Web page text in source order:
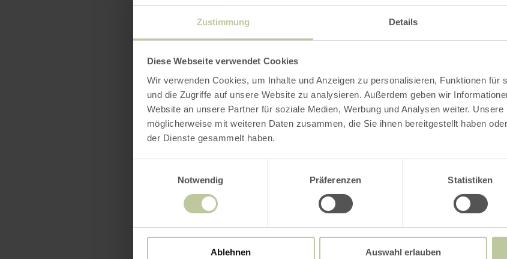
Zustimmung Details
Diese Webseite verwendet Cookies
Wir verwenden Cookies, um Inhalte und Anzeigen zu personalisieren, Funktionen für
und die Zugriffe auf unsere Website zu analysieren. Außerdem geben wir
Website an unsere Partner für soziale Medien, Werbung und Analysen weiter.
möglicherweise mit weiteren Daten zusammen, die Sie ihnen bereitgestellt haben
der Dienste gesammelt haben.
Notwendig
Präferenzen Statistiken
Ablehnen Auswahl erlauben